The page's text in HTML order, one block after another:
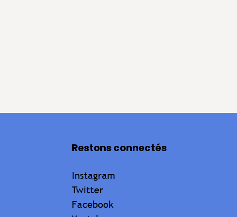
Restons connectés
Instagram
Twitter
Facebook